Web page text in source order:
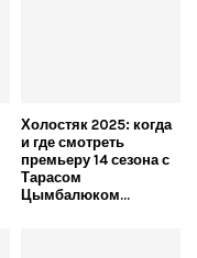
Холостяк 2025: когда
и где смотреть
премьеру 14 сезона с
Тарасом
Цымбалюком...